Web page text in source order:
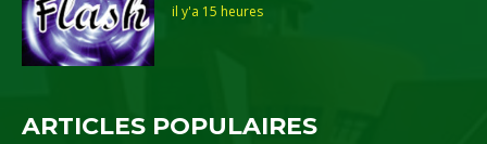
il y'a 15 heures
ARTICLES POPULAIRES